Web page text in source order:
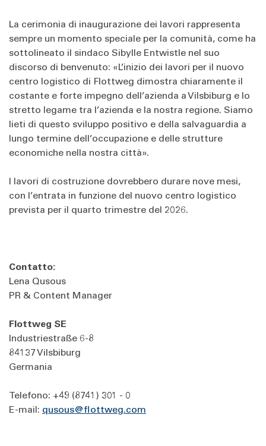
La cerimonia di inaugurazione dei lavori rappresenta
sempre un momento speciale per la comunità, come ha
sottolineato il sindaco Sibylle Entwistle nel suo
discorso di benvenuto: «L’inizio dei lavori per il nuovo
centro logistico di Flottweg dimostra chiaramente il
costante e forte impegno dell’azienda a Vilsbiburg e lo
stretto legame tra l’azienda e la nostra regione. Siamo
lieti di questo sviluppo positivo e della salvaguardia a
lungo termine dell’occupazione e delle strutture
economiche nella nostra città».
I lavori di costruzione dovrebbero durare nove mesi,
con l’entrata in funzione del nuovo centro logistico
prevista per il quarto trimestre del 2026.
Contatto:
Lena Qusous
PR & Content Manager
Flottweg SE
Industriestraße 6-8
84137 Vilsbiburg
Germania
Telefono: +49 (8741) 301 - 0
E-mail: qusous@flottweg.com